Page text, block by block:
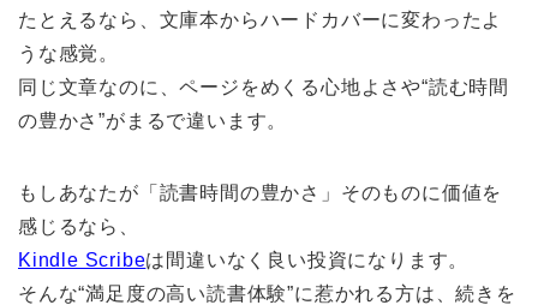
たとえるなら、文庫本からハードカバーに変わったよ
うな感覚。
同じ文章なのに、ページをめくる心地よさや“読む時間
の豊かさ”がまるで違います。
もしあなたが「読書時間の豊かさ」そのものに価値を
感じるなら、
Kindle Scribeは間違いなく良い投資になります。
そんな“満足度の高い読書体験”に惹かれる方は、続きを